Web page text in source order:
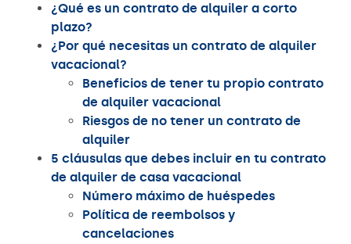
¿Qué es un contrato de alquiler a corto
plazo?
¿Por qué necesitas un contrato de alquiler
vacacional?
Beneficios de tener tu propio contrato
de alquiler vacacional
Riesgos de no tener un contrato de
alquiler
5 cláusulas que debes incluir en tu contrato
de alquiler de casa vacacional
Número máximo de huéspedes
Política de reembolsos y
cancelaciones